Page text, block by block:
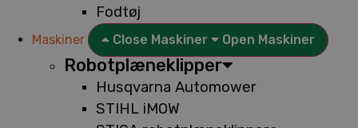
Fodtøj
Maskiner Close Maskiner Open Maskiner
Robotplæneklipper
Husqvarna Automower
STIHL iMOW